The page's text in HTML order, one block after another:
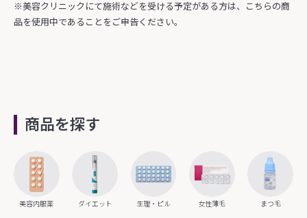
※美容クリニックにて施術などを受ける予定がある方は、こちらの商
品を使用中であることをご申告ください。
商品を探す
美容内服薬 ダイエット 生理・ピル 女性薄毛 まつ毛